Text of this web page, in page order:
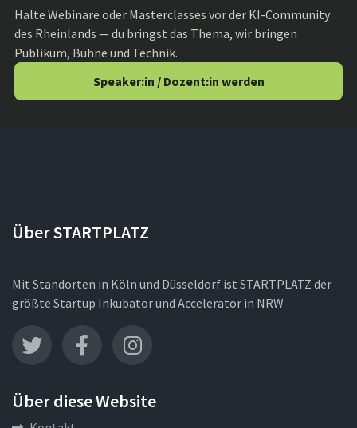
Halte Webinare oder Masterclasses vor der KI-Community
des Rheinlands — du bringst das Thema, wir bringen
Publikum, Bühne und Technik.
Speaker:in / Dozent:in werden
Über STARTPLATZ
Mit Standorten in Köln und Düsseldorf ist STARTPLATZ der
größte Startup Inkubator und Accelerator in NRW
Über diese Website